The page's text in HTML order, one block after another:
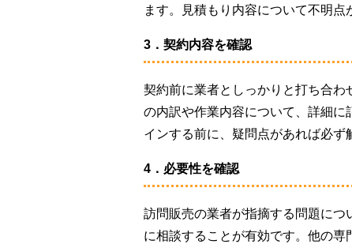
ます。見積もり内容について不明点
3．契約内容を確認
契約前に業者としっかりと打ち合
の内訳や作業内容について、詳細
インする前に、疑問点があれば必ず
4．必要性を確認
訪問販売の業者が指摘する問題に
に相談することが有効です。他の